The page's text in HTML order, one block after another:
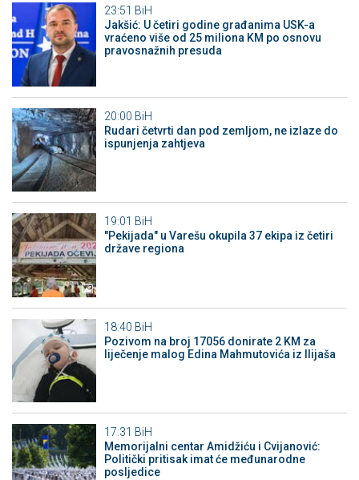
23:51 BiH
Jakšić: U četiri godine građanima USK-a
vraćeno više od 25 miliona KM po osnovu
pravosnažnih presuda
20:00 BiH
Rudari četvrti dan pod zemljom, ne izlaze do
ispunjenja zahtjeva
19:01 BiH
"Pekijada" u Varešu okupila 37 ekipa iz četiri
države regiona
18:40 BiH
Pozivom na broj 17056 donirate 2 KM za
liječenje malog Edina Mahmutovića iz Ilijaša
17:31 BiH
Memorijalni centar Amidžiću i Cvijanović:
Politički pritisak imat će međunarodne
posljedice